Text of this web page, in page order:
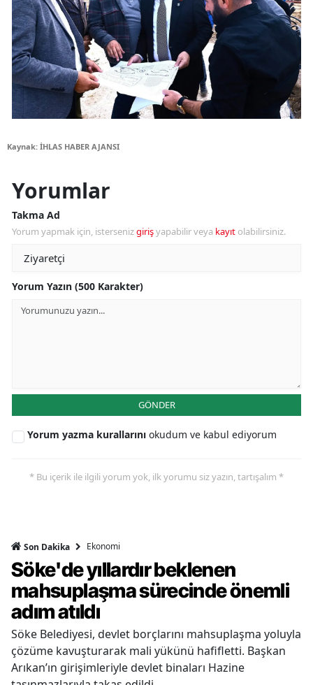
Kaynak: İHLAS HABER AJANSI
Yorumlar
Takma Ad
Yorum yapmak için, istersenizgirişyapabilir veya kayıt olabilirsiniz.
Yorum Yazın (500 Karakter)
GÖNDER
Yorum yazma kurallarını okudum ve kabul ediyorum
* Bu içerik ile ilgili yorum yok, ilk yorumu siz yazın, tartışalım *
Son Dakika Ekonomi
Söke'de yıllardır beklenen
mahsuplaşma sürecinde önemli
adım atıldı
Söke Belediyesi, devlet borçlarını mahsuplaşma yoluyla
çözüme kavuşturarak mali yükünü hafifletti. Başkan
Arıkan’ın girişimleriyle devlet binaları Hazine